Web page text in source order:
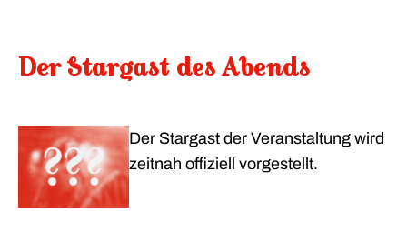
Der Stargast des Abends
Der Stargast der Veranstaltung wird
zeitnah offiziell vorgestellt.